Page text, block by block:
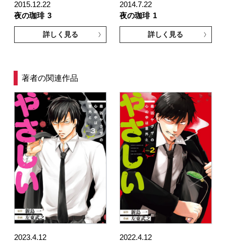
2015.12.22
夜の珈琲 3
詳しく見る
2014.7.22
夜の珈琲 1
詳しく見る
著者の関連作品
2023.4.12
2022.4.12